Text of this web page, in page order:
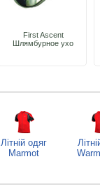
First Ascent
Шлямбурное ухо
Літній одяг
Marmot